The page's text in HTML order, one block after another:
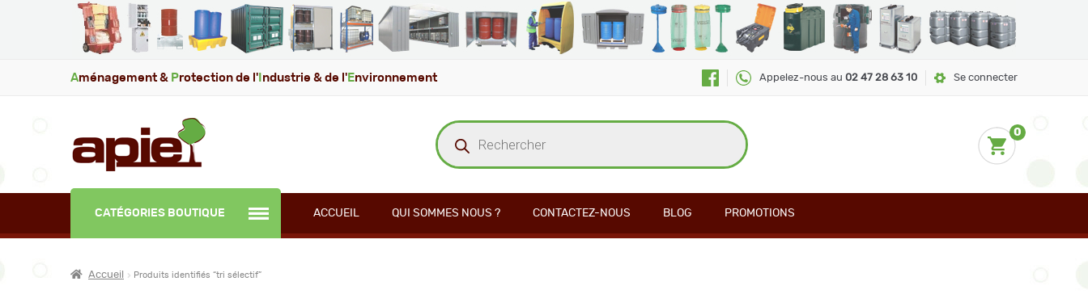
Aménagement & Protection de l' ndustrie & de l' Environnement Appelez-nous au 02 47 28 63 10 Se connecter
Recherche
de
produits
0
CATÉGORIES BOUTIQUE ACCUEIL QUI SOMMES NOUS ? CONTACTEZ-NOUS BLOG PROMOTIONS
Accueil Produits identifiés “tri sélectif”